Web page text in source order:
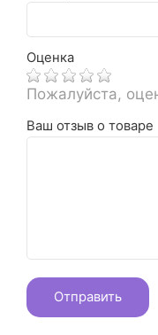
Оценка
Пожалуйста,
Ваш отзыв о товаре